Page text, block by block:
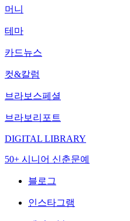
머니
테마
카드뉴스
컷&칼럼
브라보스페셜
브라보리포트
DIGITAL LIBRARY
50+ 시니어 신춘문예
블로그
인스타그램